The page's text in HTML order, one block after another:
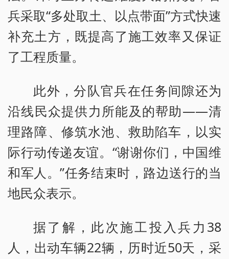
兵采取“多处取土、以点带面”方式快速
补充土方，既提高了施工效率又保证
了工程质量。
此外，分队官兵在任务间隙还为
沿线民众提供力所能及的帮助——清
理路障、修筑水池、救助陷车，以实
际行动传递友谊。“谢谢你们，中国维
和军人。”任务结束时，路边送行的当
地民众表示。
据了解，此次施工投入兵力38
人，出动车辆22辆，历时近50天，采